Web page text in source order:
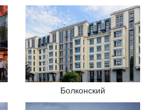
Болконский